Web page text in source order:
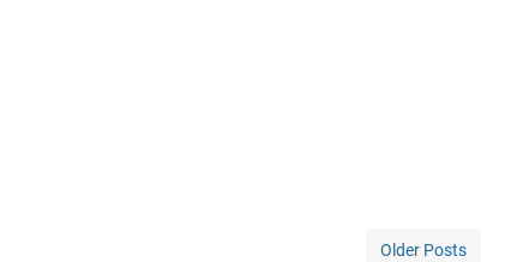
Older Posts